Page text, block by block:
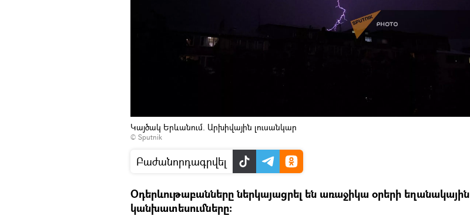
Կայծակ Երևանում. Արխիվային լուսանկար
© Sputnik
Բաժանորդագրվել
Օդերևութաբանները ներկայացրել են առաջիկա օրերի եղանակային
կանխատեսումները։